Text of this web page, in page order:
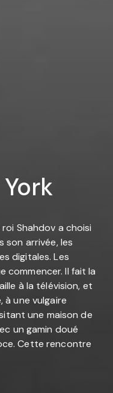
Shahdov a choisi
son arrivée, les
digitales. Les
commencer. Il fait la
à la télévision, et
une vulgaire
une maison de
un gamin doué
Cette rencontre